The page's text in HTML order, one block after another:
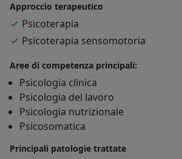
psicocorporee in grado di recuperare
benessere perduto.
Conduco sia incontri individuali che di
studio a Modena e online.
Approccio terapeutico
Psicoterapia
Psicoterapia sensomotoria
Aree di competenza principali:
Psicologia clinica
Psicologia del lavoro
Psicologia nutrizionale
Psicosomatica
Principali patologie trattate